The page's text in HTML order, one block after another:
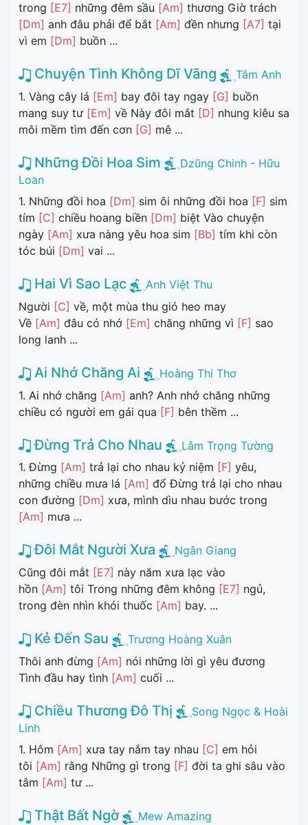
trong [E7] những đêm sầu [Am] thương Giờ trách
[Dm] anh đâu phải để bắt [Am] đền nhưng [A7] tại
vì em [Dm] buồn ...
Chuyện Tình Không Dĩ Vãng
Tâm Anh
1. Vàng cây lá [Em] bay đôi tay ngay [G] buồn
mang suy tư [Em] về Này đôi mắt [D] nhung kiêu sa
môi mềm tìm đến cơn [G] mê ...
Những Đồi Hoa Sim
Dzũng Chinh - Hữu
Loan
1. Những đồi hoa [Dm] sim ôi những đồi hoa [F] sim
tím [C] chiều hoang biền [Dm] biệt Vào chuyện
ngày [Am] xưa nàng yêu hoa sim [Bb] tím khi còn
tóc búi [Dm] vai ...
Hai Vì Sao Lạc
Anh Việt Thu
Người [C] về, một mùa thu gió heo may
Về [Am] đâu có nhớ [Em] chăng những vì [F] sao
long lanh ...
Ai Nhớ Chăng Ai
Hoàng Thi Thơ
1. Ai nhớ chăng [Am] anh? Anh nhớ chăng những
chiều có người em gái qua [F] bên thềm ...
Đừng Trả Cho Nhau
Lâm Trọng Tường
1. Đừng [Am] trả lại cho nhau kỷ niệm [F] yêu,
những chiều mưa lá [Am] đổ Đừng trả lại cho nhau
con đường [Dm] xưa, mình dìu nhau bước trong
[Am] mưa ...
Đôi Mắt Người Xưa
Ngân Giang
Cũng đôi mắt [E7] này năm xưa lạc vào
hồn [Am] tôi Trong những đêm không [E7] ngủ,
trong đèn nhìn khói thuốc [Am] bay. ...
Kẻ Đến Sau
Trương Hoàng Xuân
Thôi anh đừng [Am] nói những lời gì yêu đương
Tình đầu hay tình [Am] cuối ...
Chiều Thương Đô Thị
Song Ngọc & Hoài
Linh
1. Hôm [Am] xưa tay nắm tay nhau [C] em hỏi
tôi [Am] rằng Những gì trong [F] đời ta ghi sâu vào
tâm [Am] tư ...
Thật Bất Ngờ
Mew Amazing